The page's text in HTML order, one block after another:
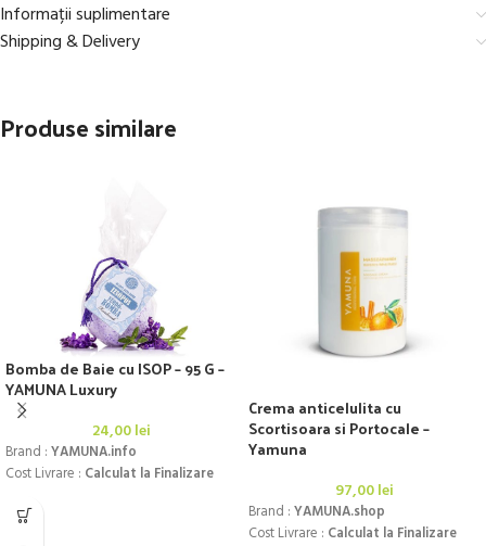
Informații suplimentare
Shipping & Delivery
Produse similare
Bomba de Baie cu ISOP – 95 G –
YAMUNA Luxury
24,00lei
Brand : YAMUNA.info
Cost Livrare : Calculat la Finalizare
Crema anticelulita cu
Scortisoara si Portocale –
Yamuna
97,00lei
Brand : YAMUNA.shop
Cost Livrare : Calculat la Finalizare